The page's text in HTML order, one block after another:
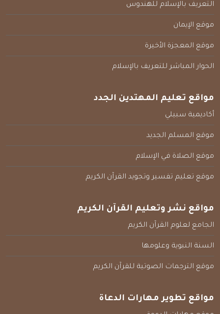
التعريف بالإسلام للهندوس
موقع الإيمان
موقع المعجزة الأخيرة
الحوار المباشر للتعريف بالإسلام
مواقع تعليم المهتدين الجدد
أكاديمية سبيلي
موقع المسلم الجديد
موقع الصلاة في الإسلام
موقع تعليم تفسير وتجويد القرآن الكريم
مواقع نشر وتعليم القرآن الكريم
الجامع لعلوم القرآن الكريم
السنة النبوية وعلومها
موقع الترجمات الصوتية للقرآن الكريم
مواقع تطوير مهارات الدعاة